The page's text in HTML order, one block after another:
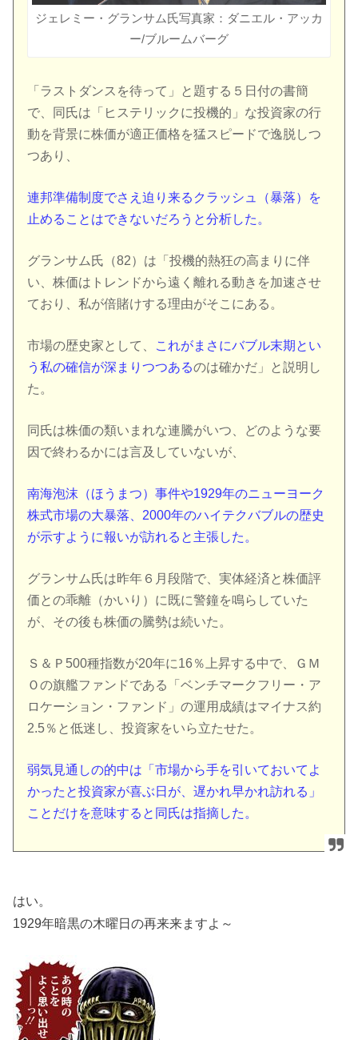
ジェレミー・グランサム氏写真家：ダニエル・アッカ
ー/ブルームバーグ
「ラストダンスを待って」と題する５日付の書簡
で、同氏は「ヒステリックに投機的」な投資家の行
動を背景に株価が適正価格を猛スピードで逸脱しつ
つあり、
連邦準備制度でさえ迫り来るクラッシュ（暴落）を
止めることはできないだろうと分析した。
グランサム氏（82）は「投機的熱狂の高まりに伴
い、株価はトレンドから遠く離れる動きを加速させ
ており、私が倍賭けする理由がそこにある。
市場の歴史家として、
これがまさにバブル末期とい
う私の確信が深まりつつあるのは確かだ」と説明し
た。
同氏は株価の類いまれな連騰がいつ、どのような要
因で終わるかには言及していないが、
南海泡沫（ほうまつ）事件や1929年のニューヨーク
株式市場の大暴落、2000年のハイテクバブルの歴史
が示すように報いが訪れると主張した。
グランサム氏は昨年６月段階で、実体経済と株価評
価との乖離（かいり）に既に警鐘を鳴らしていた
が、その後も株価の騰勢は続いた。
Ｓ＆Ｐ500種指数が20年に16％上昇する中で、ＧＭ
Ｏの旗艦ファンドである「ベンチマークフリー・ア
ロケーション・ファンド」の運用成績はマイナス約
2.5％と低迷し、投資家をいら立たせた。
弱気見通しの的中は「市場から手を引いておいてよ
かったと投資家が喜ぶ日が、遅かれ早かれ訪れる」
ことだけを意味すると同氏は指摘した。
はい。
1929年暗黒の木曜日の再来来ますよ～